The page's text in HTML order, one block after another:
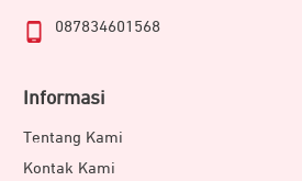
087834601568
Informasi
Tentang Kami
Kontak Kami